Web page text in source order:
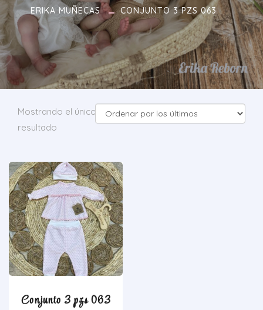
ERIKA MUÑECAS CONJUNTO 3 PZS 063
Mostrando el único
resultado
Conjunto 3 pzs 063